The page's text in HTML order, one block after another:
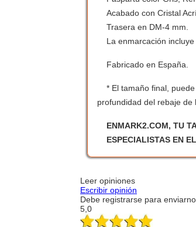
Acabado con Cristal
Trasera en DM-4 mm.
La enmarcación
Fabricado en España.
* El tamaño final,
profundidad del rebaje de
ENMARK2.COM, TU
ESPECIALISTAS EN
Leer opiniones
Escribir opinión
Debe registrarse para
5,0